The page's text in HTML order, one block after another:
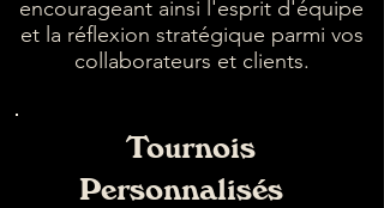
encourageant ainsi l'esprit d'équipe
et la réflexion stratégique parmi vos
collaborateurs et clients.
Tournois
Personnalisés